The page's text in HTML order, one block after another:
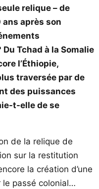
relique – de
après son
Tchad à la Somalie
l’Éthiopie,
traversée par de
des puissances
t-elle de se
de la relique de
sur la restitution
la création d’une
le passé colonial…